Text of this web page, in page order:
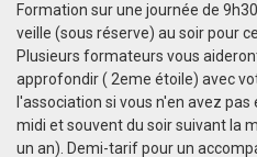
Formation sur une journée de
veille (sous réserve) au soir pour
Plusieurs formateurs vous
approfondir ( 2eme étoile) avec
l'association si vous n'en avez
midi et souvent du soir suivant la
un an). Demi-tarif pour un